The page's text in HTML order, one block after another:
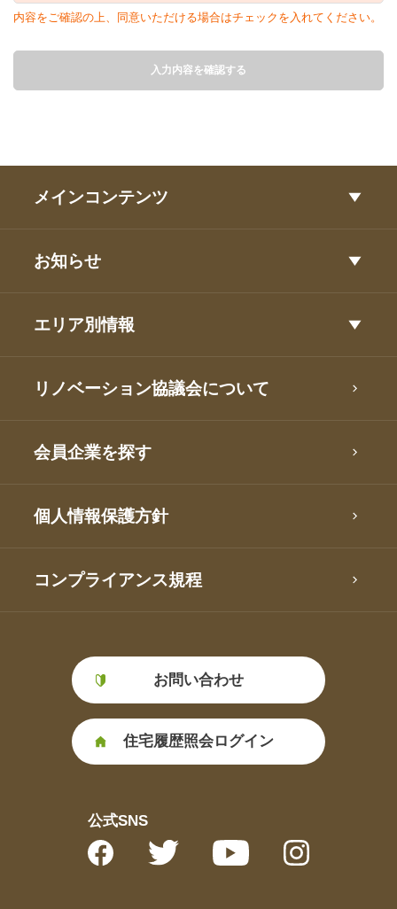
内容をご確認の上、同意いただける場合はチェックを入れてください。
入力内容を確認する
メインコンテンツ
お知らせ
エリア別情報
リノベーション協議会について
会員企業を探す
個人情報保護方針
コンプライアンス規程
お問い合わせ
住宅履歴照会ログイン
公式SNS